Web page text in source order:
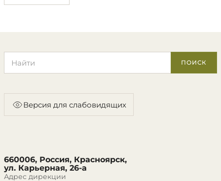
ПОИСК
Версия для слабовидящих
660006, Россия, Красноярск,
ул. Карьерная, 26-а
Адрес дирекции